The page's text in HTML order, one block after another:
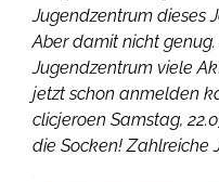
Jugendzentrum dieses
Aber damit nicht
Jugendzentrum viele
jetzt schon anmelden
clicjeroen Samstag,
die Socken! Zahlreiche